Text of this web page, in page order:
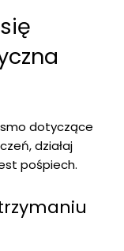
dotyczące
działaj
pośpiech.